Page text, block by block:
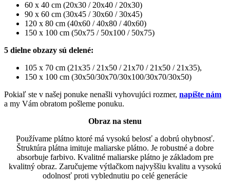
60 x 40 cm (20x30 / 20x40 / 20x30)
90 x 60 cm (30x45 / 30x60 / 30x45)
120 x 80 cm (40x60 / 40x80 / 40x60)
150 x 100 cm (50x75 / 50x100 / 50x75)
5 dielne obzazy sú delené:
105 x 70 cm (21x35 / 21x50 / 21x70 / 21x50 / 21x35),
150 x 100 cm (30x50/30x70/30x100/30x70/30x50)
Pokiaľ ste v našej ponuke nenašli vyhovujúci rozmer, napíšte nám
a my Vám obratom pošleme ponuku.
Obraz na stenu
Používame plátno ktoré má vysokú belosť a dobrú ohybnosť.
Štruktúra plátna imituje maliarske plátno. Je robustné a dobre
absorbuje farbivo. Kvalitné maliarske plátno je základom pre
kvalitný obraz. Zaručujeme výtlačkom najvyššiu kvalitu a vysokú
odolnosť proti vyblednutiu po celé generácie